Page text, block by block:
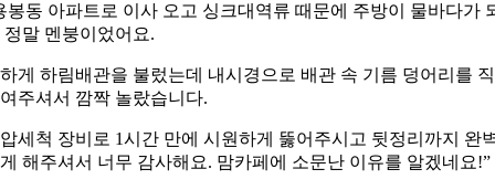
봉동 아파트로 이사 오고 싱크대역류 때문에 주방이 물바다가
정말 멘붕이었어요.
게 하림배관을 불렀는데 내시경으로 배관 속 기름 덩어리를
주셔서 깜짝 놀랐습니다.
세척 장비로 1시간 만에 시원하게 뚫어주시고 뒷정리까지 완
해주셔서 너무 감사해요. 맘카페에 소문난 이유를 알겠네요!”